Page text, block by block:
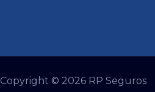
Copyright © 2026 RP Seguros